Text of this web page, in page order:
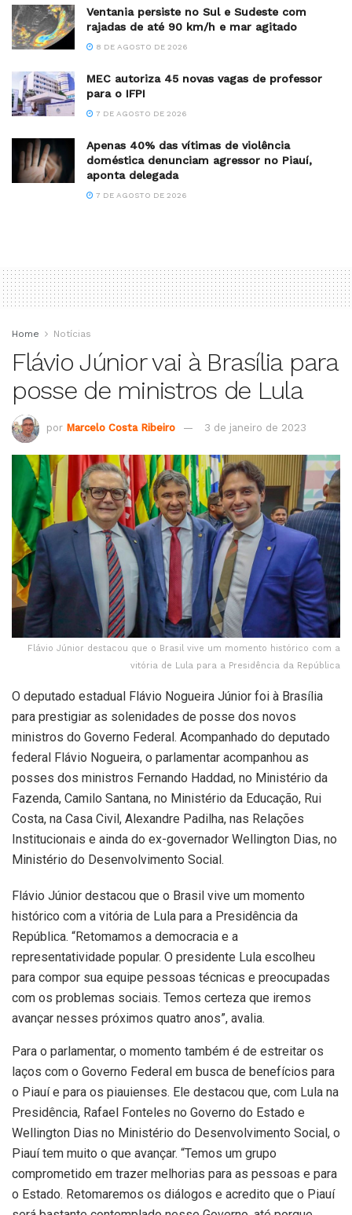
Ventania persiste no Sul e Sudeste com
rajadas de até 90 km/h e mar agitado
8 DE AGOSTO DE 2026
MEC autoriza 45 novas vagas de professor
para o IFPI
7 DE AGOSTO DE 2026
Apenas 40% das vítimas de violência
doméstica denunciam agressor no Piauí,
aponta delegada
7 DE AGOSTO DE 2026
Home Notícias
Flávio Júnior vai à Brasília para
posse de ministros de Lula
por Marcelo Costa Ribeiro 3 de janeiro de 2023
Flávio Júnior destacou que o Brasil vive um momento histórico com a
vitória de Lula para a Presidência da República
O deputado estadual Flávio Nogueira Júnior foi à Brasília
para prestigiar as solenidades de posse dos novos
ministros do Governo Federal. Acompanhado do deputado
federal Flávio Nogueira, o parlamentar acompanhou as
posses dos ministros Fernando Haddad, no Ministério da
Fazenda, Camilo Santana, no Ministério da Educação, Rui
Costa, na Casa Civil, Alexandre Padilha, nas Relações
Institucionais e ainda do ex-governador Wellington Dias, no
Ministério do Desenvolvimento Social.
Flávio Júnior destacou que o Brasil vive um momento
histórico com a vitória de Lula para a Presidência da
República. “Retomamos a democracia e a
representatividade popular. O presidente Lula escolheu
para compor sua equipe pessoas técnicas e preocupadas
com os problemas sociais. Temos certeza que iremos
avançar nesses próximos quatro anos”, avalia.
Para o parlamentar, o momento também é de estreitar os
laços com o Governo Federal em busca de benefícios para
o Piauí e para os piauienses. Ele destacou que, com Lula na
Presidência, Rafael Fonteles no Governo do Estado e
Wellington Dias no Ministério do Desenvolvimento Social, o
Piauí tem muito o que avançar. “Temos um grupo
comprometido em trazer melhorias para as pessoas e para
o Estado. Retomaremos os diálogos e acredito que o Piauí